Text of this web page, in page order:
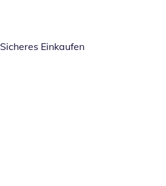
Sicheres Einkaufen